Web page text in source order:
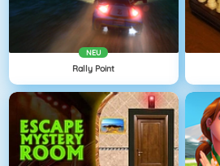
NEU
Rally Point